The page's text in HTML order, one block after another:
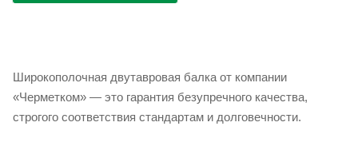
Широкополочная двутавровая балка от компании
«Черметком» — это гарантия безупречного качества,
строгого соответствия стандартам и долговечности.